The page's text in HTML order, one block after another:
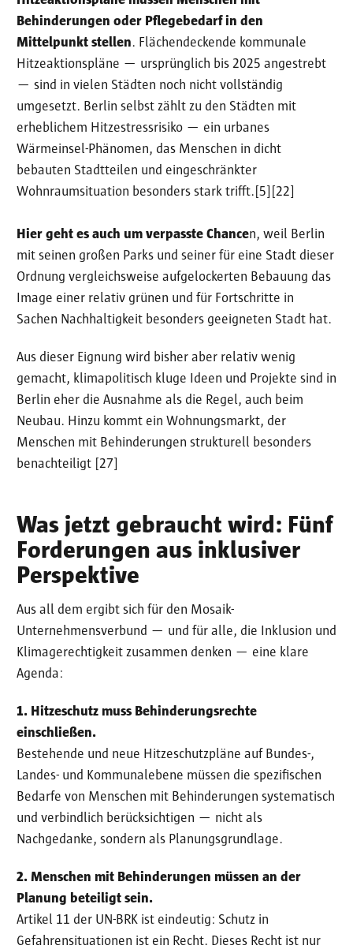
Behinderungen oder Pflegebedarf in den
Mittelpunkt stellen. Flächendeckende kommunale
Hitzeaktionspläne — ursprünglich bis 2025 angestrebt
— sind in vielen Städten noch nicht vollständig
umgesetzt. Berlin selbst zählt zu den Städten mit
erheblichem Hitzestressrisiko — ein urbanes
Wärmeinsel-Phänomen, das Menschen in dicht
bebauten Stadtteilen und eingeschränkter
Wohnraumsituation besonders stark trifft.[5][22]
Hier geht es auch um verpasste Chancen, weil Berlin
mit seinen großen Parks und seiner für eine Stadt dieser
Ordnung vergleichsweise aufgelockerten Bebauung das
Image einer relativ grünen und für Fortschritte in
Sachen Nachhaltigkeit besonders geeigneten Stadt hat.
Aus dieser Eignung wird bisher aber relativ wenig
gemacht, klimapolitisch kluge Ideen und Projekte sind in
Berlin eher die Ausnahme als die Regel, auch beim
Neubau. Hinzu kommt ein Wohnungsmarkt, der
Menschen mit Behinderungen strukturell besonders
benachteiligt [27]
Was jetzt gebraucht wird: Fünf
Forderungen aus inklusiver
Perspektive
Aus all dem ergibt sich für den Mosaik-
Unternehmensverbund — und für alle, die Inklusion und
Klimagerechtigkeit zusammen denken — eine klare
Agenda:
1. Hitzeschutz muss Behinderungsrechte
einschließen.
Bestehende und neue Hitzeschutzpläne auf Bundes-,
Landes- und Kommunalebene müssen die spezifischen
Bedarfe von Menschen mit Behinderungen systematisch
und verbindlich berücksichtigen — nicht als
Nachgedanke, sondern als Planungsgrundlage.
2. Menschen mit Behinderungen müssen an der
Planung beteiligt sein.
Artikel 11 der UN-BRK ist eindeutig: Schutz in
Gefahrensituationen ist ein Recht. Dieses Recht ist nur